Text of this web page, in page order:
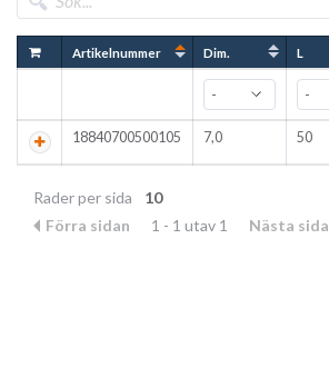
Artikelnummer Dim. L
18840700500105 7,0 50
Rader per sida
10
Förra sidan
1 - 1 utav 1 Nästa sida